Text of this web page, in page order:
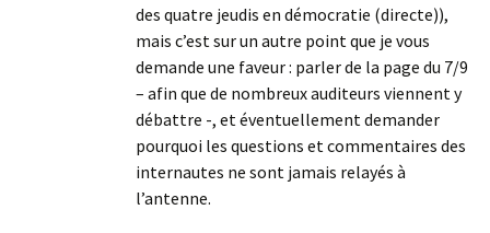
des quatre jeudis en démocratie (directe)),
mais c’est sur un autre point que je vous
demande une faveur : parler de la page du 7/9
– afin que de nombreux auditeurs viennent y
débattre -, et éventuellement demander
pourquoi les questions et commentaires des
internautes ne sont jamais relayés à
l’antenne.